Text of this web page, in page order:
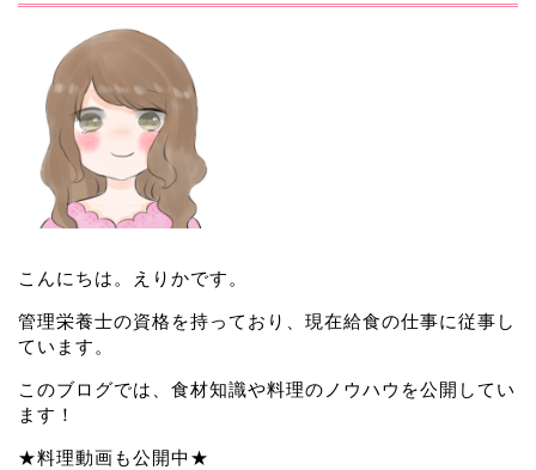
こんにちは。えりかです。
管理栄養士の資格を持っており、現在給食の仕事に従事し
ています。
このブログでは、食材知識や料理のノウハウを公開してい
ます！
★料理動画も公開中★